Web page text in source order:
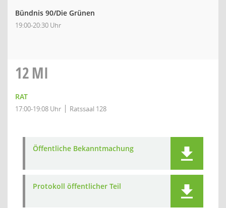
Bündnis 90/Die Grünen
19:00-20:30 Uhr
12MI
RAT
17:00-19:08 Uhr Ratssaal 128
Öffentliche Bekanntmachung
Protokoll öffentlicher Teil